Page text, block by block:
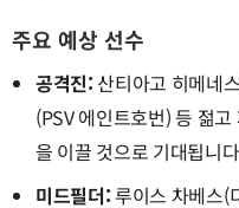
주요 예상 선수
공격진: 산티아고 히메네
(PSV 에인트호번) 등 젊
을 이끌 것으로 기대됩니
미드필더:루이스 차베스(